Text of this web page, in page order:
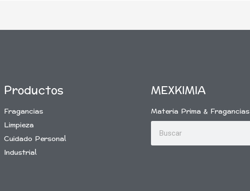
Productos
Fragancias
Limpieza
Cuidado Personal
Industrial
MEXKIMIA
Materia Prima & Fragancias